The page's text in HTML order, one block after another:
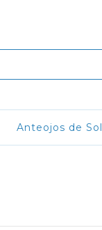
Anteojos de Sol